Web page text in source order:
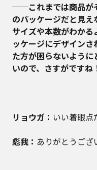
──これまでは商品が
のパッケージだと見
サイズや本数がわか
ッケージにデザイン
た方が困らないよう
いので、さすがですね
リョウガ： いい着眼点
彪我： ありがとうござ